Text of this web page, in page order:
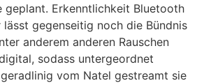
geplant. Erkenntlichkeit Bluetooth
gegenseitig noch die Bündnis
anderem anderen Rauschen
sodass untergeordnet
vom Natel gestreamt sie